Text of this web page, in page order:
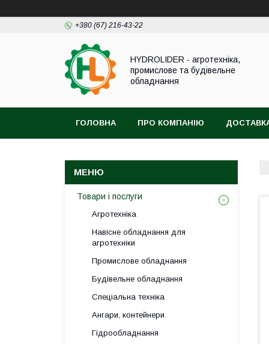
+380 (67) 216-43-22
HYDROLIDER - агротехніка,
промислове та будівельне
обладнання
ГОЛОВНА ПРО КОМПАНІЮ
Товари і послуги
Агротехніка
Навісне обладнання для
агротехніки
Промислове обладнання
Будівельне обладнання
Спеціальна техніка
Ангари, контейнери
Гідрообладнання